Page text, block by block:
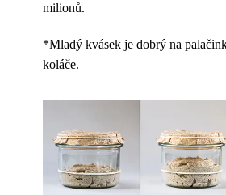
milionů.
*Mladý kvásek je dobrý na
koláče.